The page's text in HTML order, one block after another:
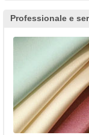
Professionale e